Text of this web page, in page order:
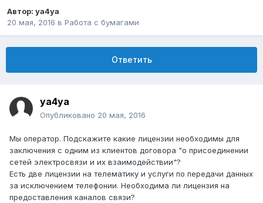
Автор: ya4ya
20 мая, 2016 в Работа с бумагами
Ответить
ya4ya
Опубликовано 20 мая, 2016
Мы оператор. Подскажите какие лицензии необходимы для
заключения с одним из клиентов договора "о присоединении
сетей электросвязи и их взаимодействии"?
Есть две лицензии на телематику и услуги по передачи данных
за исключением телефонии. Необходима ли лицензия на
предоставления каналов связи?